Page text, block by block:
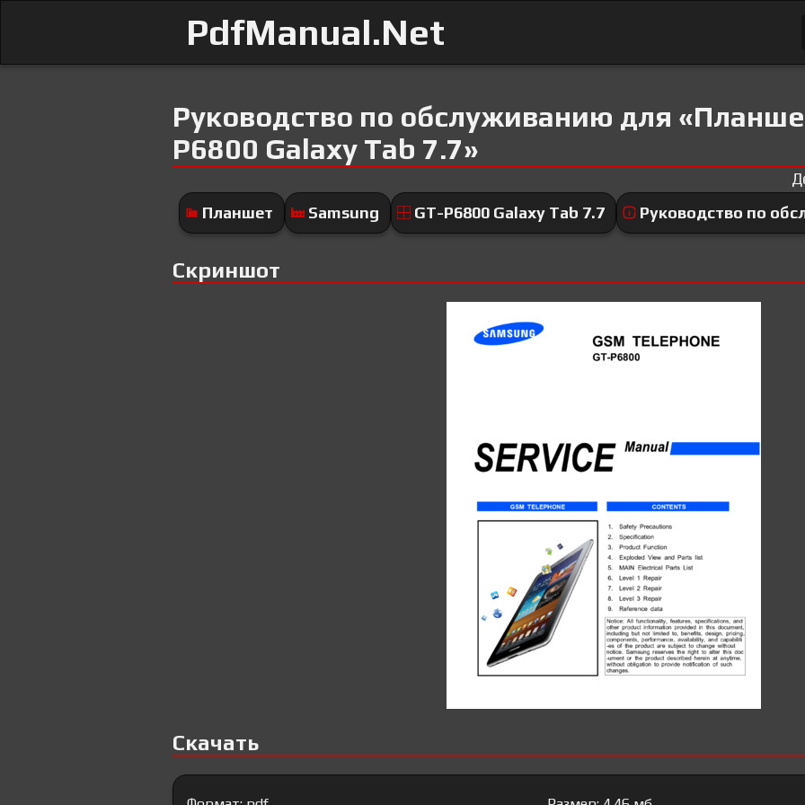
PdfManual.Net
Руководство по обслуживанию для
P6800 Galaxy Tab 7.7»
Планшет
Samsung GT-P6800 Galaxy Tab 7.7 Руководство по
Скриншот
Скачать